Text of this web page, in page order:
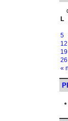
L
«
5
12
19
26